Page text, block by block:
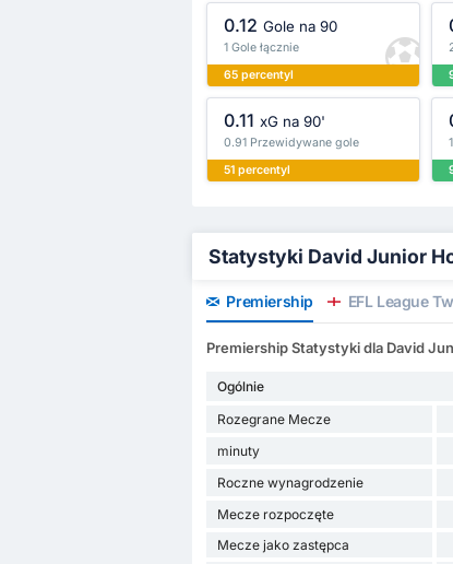
0.12 Gole na 90
1 Gole łącznie
65 percentyl
0.11 xG na 90'
0.91 Przewidywane gole
51 percentyl
Statystyki David Junior
Premiership EFL League
Premiership Statystyki dla David
Ogólnie
Rozegrane Mecze
minuty
Roczne wynagrodzenie
Mecze rozpoczęte
Mecze jako zastępca